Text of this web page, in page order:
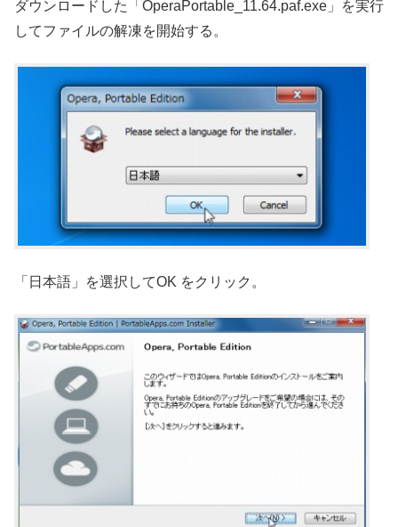
ダウンロードした「OperaPortable_11.64.paf.exe」を実行
してファイルの解凍を開始する。
「日本語」を選択してOK をクリック。